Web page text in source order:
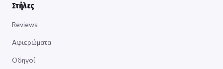
Στήλες
Reviews
Αφιερώματα
Οδηγοί